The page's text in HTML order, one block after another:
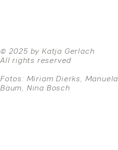
© 2025 by Katja Gerlach
All rights reserved
Fotos: Miriam Dierks, Manuela
Baum, Nina Bosch